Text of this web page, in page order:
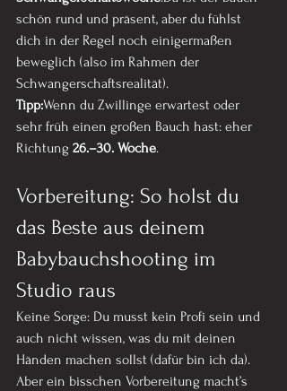
schön rund und präsent, aber du fühlst
dich in der Regel noch einigermaßen
beweglich (also im Rahmen der
Schwangerschaftsrealität).
Tipp:Wenn du Zwillinge erwartest oder
sehr früh einen großen Bauch hast: eher
Richtung 26.–30. Woche.
Vorbereitung: So holst du
das Beste aus deinem
Babybauchshooting im
Studio raus
Keine Sorge: Du musst kein Profi sein und
auch nicht wissen, was du mit deinen
Händen machen sollst (dafür bin ich da).
Aber ein bisschen Vorbereitung macht’s